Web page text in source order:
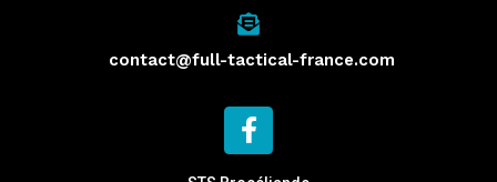
contact@full-tactical-france.com